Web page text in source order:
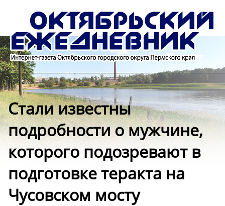
Стали известны
подробности о мужчине,
которого подозревают в
подготовке теракта на
Чусовском мосту